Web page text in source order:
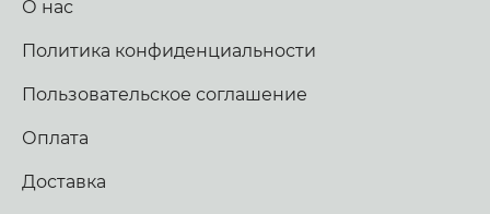
О нас
Политика конфиденциальности
Пользовательское соглашение
Оплата
Доставка